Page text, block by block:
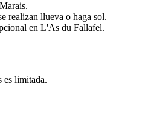
realizan llueva o haga sol.
en L'As du Fallafel.
es limitada.